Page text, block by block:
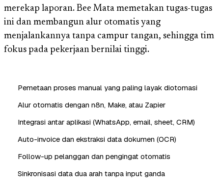
merekap laporan. Bee Mata memetakan tugas-tugas
ini dan membangun alur otomatis yang
menjalankannya tanpa campur tangan, sehingga tim
fokus pada pekerjaan bernilai tinggi.
Pemetaan proses manual yang paling layak diotomasi
Alur otomatis dengan n8n, Make, atau Zapier
Integrasi antar aplikasi (WhatsApp, email, sheet, CRM)
Auto-invoice dan ekstraksi data dokumen (OCR)
Follow-up pelanggan dan pengingat otomatis
Sinkronisasi data dua arah tanpa input ganda